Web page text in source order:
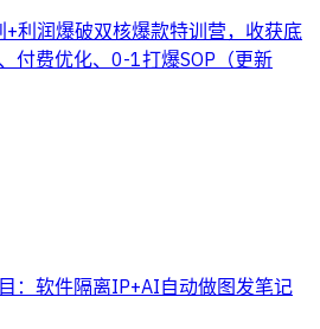
利润爆破双核爆款特训营，收获底
付费优化、0-1打爆SOP（更新
：软件隔离IP+AI自动做图发笔记